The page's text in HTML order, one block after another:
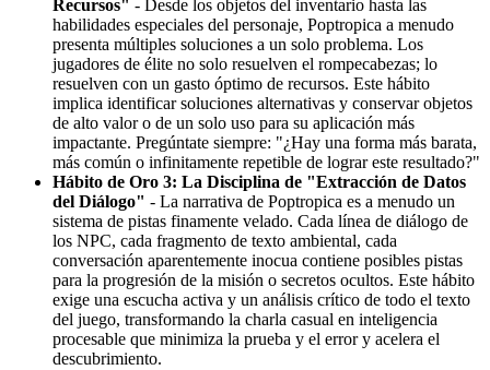
Recursos" - Desde los objetos del inventario hasta las
habilidades especiales del personaje, Poptropica a menudo
presenta múltiples soluciones a un solo problema. Los
jugadores de élite no solo resuelven el rompecabezas; lo
resuelven con un gasto óptimo de recursos. Este hábito
implica identificar soluciones alternativas y conservar objetos
de alto valor o de un solo uso para su aplicación más
impactante. Pregúntate siempre: "¿Hay una forma más barata,
más común o infinitamente repetible de lograr este resultado?"
Hábito de Oro 3: La Disciplina de "Extracción de Datos
del Diálogo" - La narrativa de Poptropica es a menudo un
sistema de pistas finamente velado. Cada línea de diálogo de
los NPC, cada fragmento de texto ambiental, cada
conversación aparentemente inocua contiene posibles pistas
para la progresión de la misión o secretos ocultos. Este hábito
exige una escucha activa y un análisis crítico de todo el texto
del juego, transformando la charla casual en inteligencia
procesable que minimiza la prueba y el error y acelera el
descubrimiento.